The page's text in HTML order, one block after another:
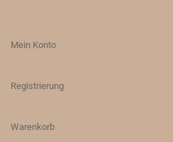
Mein Konto
Registrierung
Warenkorb